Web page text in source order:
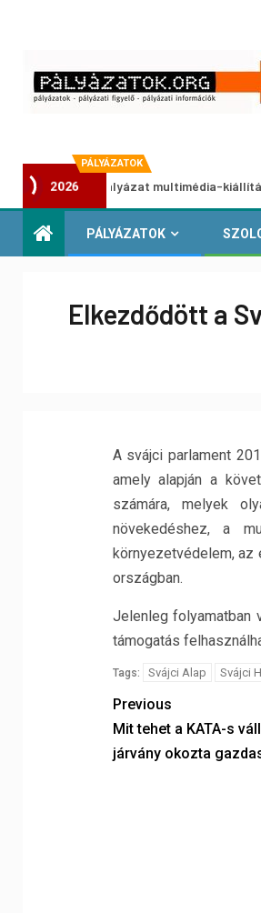
PÁLYÁZATOK
2026
pályázat multimédia-kiállításhoz
PÁLYÁZATOK
Elkezdődött a
A svájci parlament
amely alapján a
számára, melyek
növekedéshez, a
környezetvédelem,
országban.
Jelenleg folyamatban
támogatás
Tags: Svájci Alap Svájci
Previous
Mit tehet a KATA-s
járvány okozta